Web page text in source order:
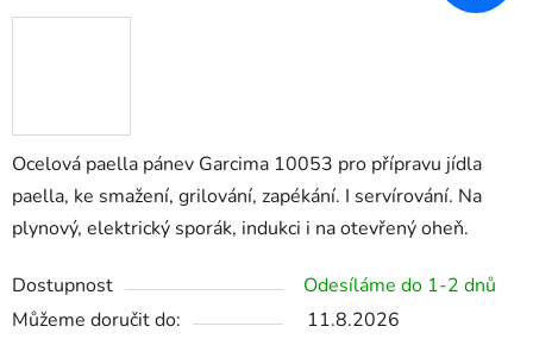
Ocelová paella pánev Garcima 10053 pro přípravu jídla
paella, ke smažení, grilování, zapékání. I servírování. Na
plynový, elektrický sporák, indukci i na otevřený oheň.
Dostupnost
Odesíláme do 1-2 dnů
Můžeme doručit do:
11.8.2026